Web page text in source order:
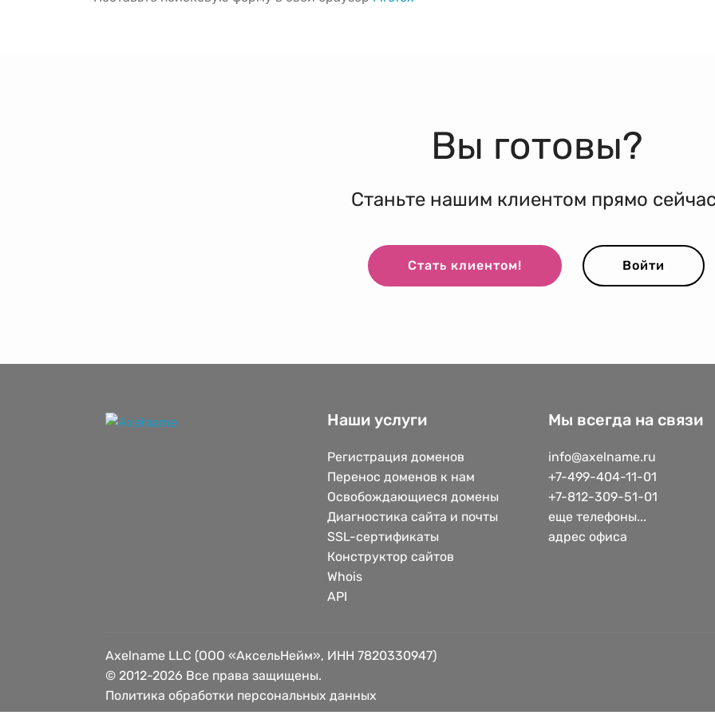
Вы готовы?
Станьте нашим клиентом прямо
Стать клиентом! Войти
Наши услуги
Регистрация доменов
Перенос доменов к нам
Освобождающиеся домены
Диагностика сайта и почты
SSL-сертификаты
Конструктор сайтов
Whois
API
Мы всегда на связи
info@axelname.ru
+7-499-404-11-01
+7-812-309-51-01
еще телефоны...
адрес офиса
Axelname LLC (ООО «АксельНейм», ИНН 7820330947)
© 2012-2026 Все права защищены.
Политика обработки персональных данных